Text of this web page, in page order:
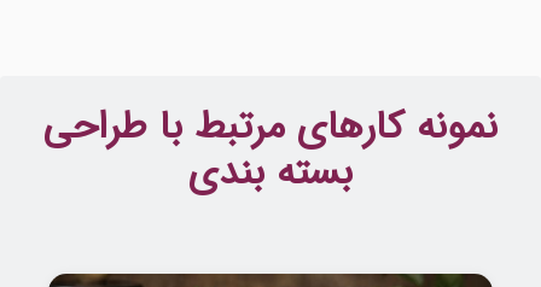
نمونه کارهای مرتبط با طراحی
بسته بندی